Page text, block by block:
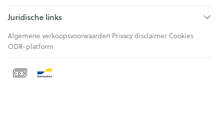
Juridische links
Algemene verkoopsvoorwaarden Privacy disclaimer Cookies
ODR-platform